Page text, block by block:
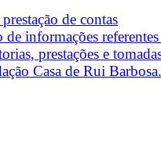
de contas
informações
prestações e
Casa de Rui Barbosa.